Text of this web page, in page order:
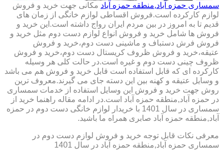
سمساری حمزه آباد,منطقه حمزه آباد مکانی جهت خرید و فروش
لوازم کارکرده است.فروش اقساطی لوازم خانگی از زمان های
قدیم تا به امروز در بین مردم ایران رواج داشته است.این خرید و
فروش ها شامل خرید و فروش انواع لوازم دست دوم مثل خرید و
فروش فرش دستباف و ماشینی دست دوم،خرید و فروش
عتیقه،خرید و فروش ظروف کریستال دست دوم،خرید و فروش
ظروف چینی دست دوم و غیره است.در حالت کلی هر وسیله
کارکرده ای که قابل استفاده است قابل خرید و فروش هم می باشد
و وسایل عتیقه و کهنه بین این دسته جای می گیرند.معروف ترین
روش جهت خرید و فروش این وسایل استفاده از خدمات سمساری
در حمزه آباد,منطقه حمزه آباد است.در ادامه مقاله راهنما خرید از
سمساری در سال 1401 با خریدار لوازم خانگی دست دوم در حمزه
آباد,منطقه حمزه آباد صابری همراه ما باشید.
معرفی نکات قابل توجه خرید و فروش لوازم دست دوم در
سمساری حمزه آباد,منطقه حمزه آباد در سال 1401